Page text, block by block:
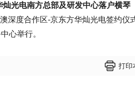
灿光电南方总部及研发中心落户横琴
深度合作区-京东方华灿光电签约仪
心举行。
 打印